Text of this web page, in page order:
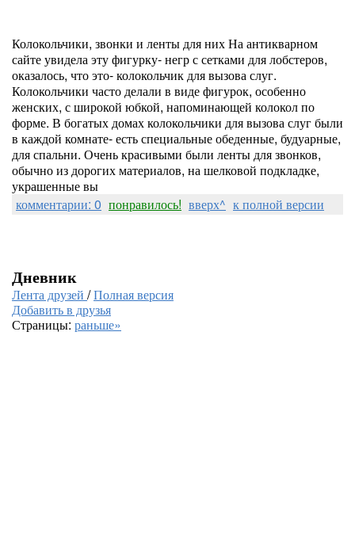
Колокольчики, звонки и ленты для них На антикварном
сайте увидела эту фигурку- негр с сетками для лобстеров,
оказалось, что это- колокольчик для вызова слуг.
Колокольчики часто делали в виде фигурок, особенно
женских, с широкой юбкой, напоминающей колокол по
форме. В богатых домах колокольчики для вызова слуг были
в каждой комнате- есть специальные обеденные, будуарные,
для спальни. Очень красивыми были ленты для звонков,
обычно из дорогих материалов, на шелковой подкладке,
украшенные вы
комментарии: 0 понравилось! вверх^ к полной версии
Дневник
Лента друзей /Полная версия
Добавить в друзья
Страницы: раньше»